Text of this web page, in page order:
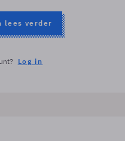
lees verder
Log in